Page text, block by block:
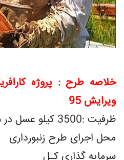
خلاصه طرح : پروژه
ویرایش 95
ظرفیت :3500 کیلو عسل در سال 100 کندو
محل اجرای طرح زنبورداری
سرمایه گذاری کـل